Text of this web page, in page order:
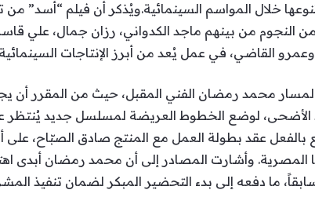
خلال المواسم السينمائية.ويُذكر أن فيلم “أسد”
من بينهم ماجد الكدواني، رزان جمال، علي
القاضي، في عمل يُعد من أبرز الإنتاجات السينمائية
لمسار محمد رمضان الفني المقبل، حيث من المقرر أن
الأضحى، لوضع الخطوط العريضة لمسلسل جديد
عقد بطولة العمل مع المنتج صادق الصبّاح، على أن
المصرية. وأشارت المصادر إلى أن محمد رمضان أبدى
سابقاً، ما دفعه إلى بدء التحضير المبكر لضمان تنفيذ